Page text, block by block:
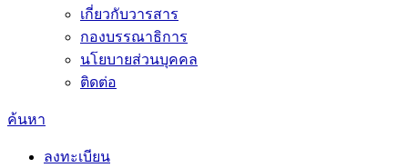
เกี่ยวกับวารสาร
กองบรรณาธิการ
นโยบายส่วนบุคคล
ติดต่อ
ค้นหา
ลงทะเบียน